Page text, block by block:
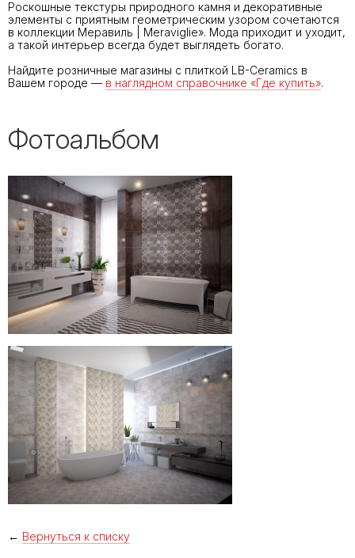
Роскошные текстуры природного камня и декоративные
элементы с приятным геометрическим узором сочетаются
в коллекции Меравиль | Meraviglie». Мода приходит и уходит,
а такой интерьер всегда будет выглядеть богато.
Найдите розничные магазины с плиткой LB-Ceramics в
Вашем городе — в наглядном справочнике «Где купить».
Фотоальбом
← Вернуться к списку